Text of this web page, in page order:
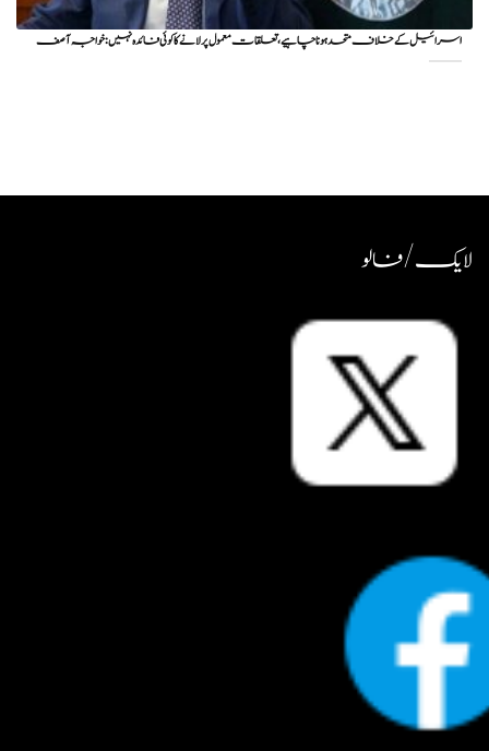
اسرائیل کے خلاف متحد ہونا چاہیے، تعلقات معمول پر لانے کا کوئی فائدہ نہیں: خواجہ آصف
لایک / فالو